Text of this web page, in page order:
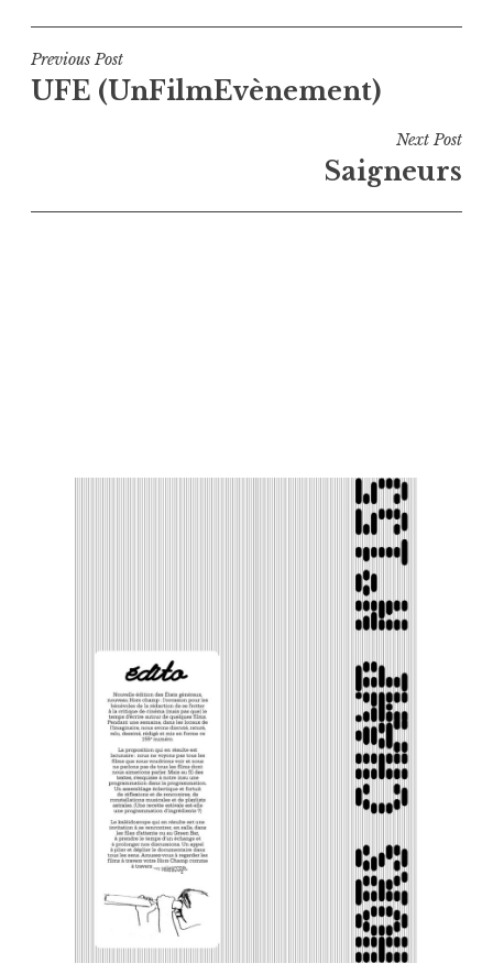
Navigation
de
Previous Post
UFE (UnFilmEvènement)
Next Post
Saigneurs